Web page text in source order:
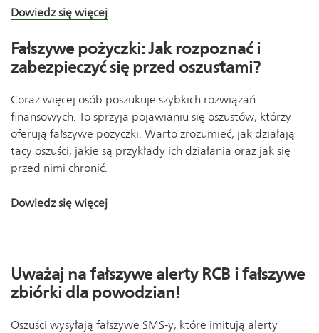
Dowiedz się więcej
Fałszywe pożyczki: Jak rozpoznać i
zabezpieczyć się przed oszustami?
Coraz więcej osób poszukuje szybkich rozwiązań
finansowych. To sprzyja pojawianiu się oszustów, którzy
oferują fałszywe pożyczki. Warto zrozumieć, jak działają
tacy oszuści, jakie są przykłady ich działania oraz jak się
przed nimi chronić.
Dowiedz się więcej
Uważaj na fałszywe alerty RCB i fałszywe
zbiórki dla powodzian!
Oszuści wysyłają fałszywe SMS-y, które imitują alerty